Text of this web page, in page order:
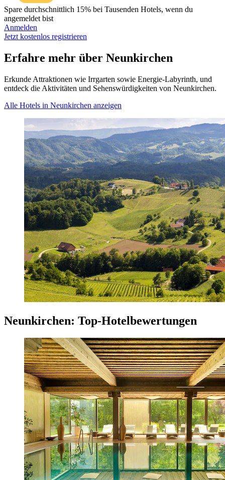
Spare durchschnittlich 15% bei Tausenden Hotels, wenn du
angemeldet bist
Anmelden
Jetzt kostenlos registrieren
Erfahre mehr über Neunkirchen
Erkunde Attraktionen wie Irrgarten sowie Energie-Labyrinth, und
entdeck die Aktivitäten und Sehenswürdigkeiten von Neunkirchen.
Alle Hotels in Neunkirchen anzeigen
Neunkirchen: Top-Hotelbewertungen